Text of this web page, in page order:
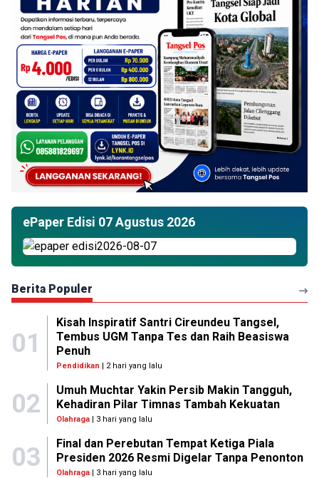
ePaper Edisi 07 Agustus 2026
Berita Populer
01
Kisah Inspiratif Santri Cireundeu Tangsel,
Tembus UGM Tanpa Tes dan Raih Beasiswa
Penuh
Pendidikan | 2 hari yang lalu
02
Umuh Muchtar Yakin Persib Makin Tangguh,
Kehadiran Pilar Timnas Tambah Kekuatan
Olahraga| 3 hari yang lalu
03
Final dan Perebutan Tempat Ketiga Piala
Presiden 2026 Resmi Digelar Tanpa Penonton
Olahraga| 3 hari yang lalu